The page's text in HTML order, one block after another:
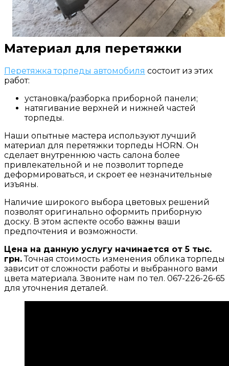
Материал для перетяжки
Перетяжка торпеды автомобиля состоит из этих
работ:
установка/разборка приборной панели;
натягивание верхней и нижней частей
торпеды.
Наши опытные мастера используют лучший
материал для перетяжки торпеды HORN. Он
сделает внутреннюю часть салона более
привлекательной и не позволит торпеде
деформироваться, и скроет ее незначительные
изъяны.
Наличие широкого выбора цветовых решений
позволят оригинально оформить приборную
доску. В этом аспекте особо важны ваши
предпочтения и возможности.
Цена на данную услугу начинается от 5 тыс.
грн.Точная стоимость изменения облика торпеды
зависит от сложности работы и выбранного вами
цвета материала. Звоните нам по тел. 067-226-26-65
для уточнения деталей.